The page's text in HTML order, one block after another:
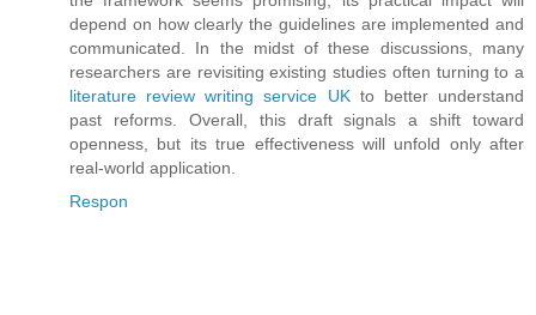
depend on how clearly the guidelines are implemented and
communicated. In the midst of these discussions, many
researchers are revisiting existing studies often turning to a
literature review writing service UKto better understand
past reforms. Overall, this draft signals a shift toward
openness, but its true effectiveness will unfold only after
real-world application.
Respon